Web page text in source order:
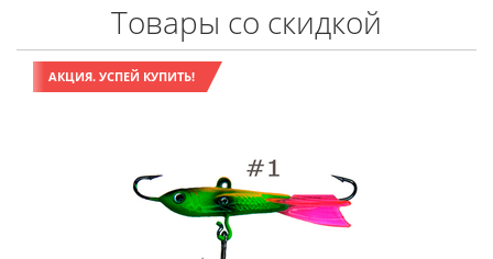
Товары со скидкой
АКЦИЯ. УСПЕЙ КУПИТЬ!